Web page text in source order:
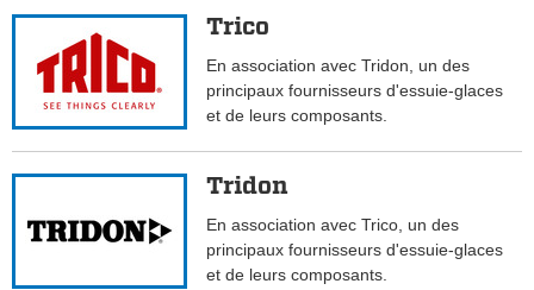
Trico
En association avec Tridon, un des
principaux fournisseurs d'essuie-glaces
et de leurs composants.
Tridon
En association avec Trico, un des
principaux fournisseurs d'essuie-glaces
et de leurs composants.